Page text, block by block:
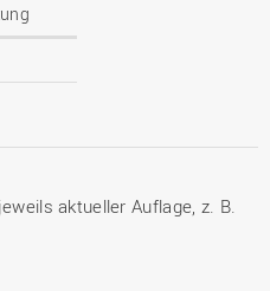
aktueller Auflage, z. B.